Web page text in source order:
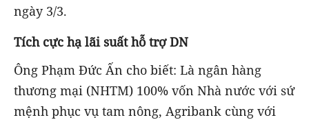
ngày 3/3.
Tíchcực hạ lãi suất hỗ trợ DN
Ông Phạm Đức Ấn cho biết: Là ngân hàng
thương mại (NHTM) 100% vốn Nhà nước với sứ
mệnh phục vụ tam nông, Agribank cùng với